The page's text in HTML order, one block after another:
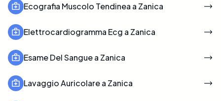
Ecografia Muscolo Tendinea a Zanica
Elettrocardiogramma Ecg a Zanica
Esame Del Sangue a Zanica
Lavaggio Auricolare a Zanica